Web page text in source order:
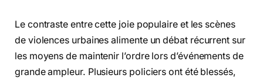
Le contraste entre cette joie populaire et les scènes
de violences urbaines alimente un débat récurrent sur
les moyens de maintenir l’ordre lors d’événements de
grande ampleur. Plusieurs policiers ont été blessés,